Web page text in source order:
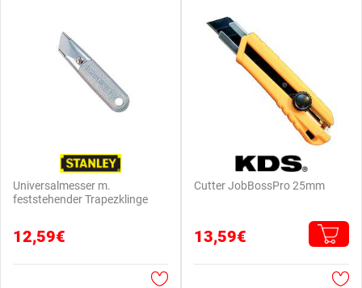
Universalmesser m.
feststehender Trapezklinge
12,59€
Cutter JobBossPro 25mm
13,59€